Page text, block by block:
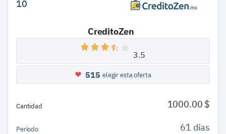
10
CreditoZen
3.5
515 elegir esta oferta
Cantidad 1000.00 $
Período 61 días